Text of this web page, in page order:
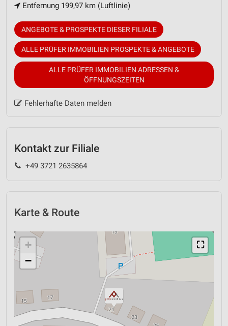
Entfernung 199,97 km (Luftlinie)
ANGEBOTE & PROSPEKTE DIESER FILIALE
ALLE PRÜFER IMMOBILIEN PROSPEKTE & ANGEBOTE
ALLE PRÜFER IMMOBILIEN ADRESSEN &
ÖFFNUNGSZEITEN
Fehlerhafte Daten melden
Kontakt zur Filiale
+49 3721 2635864
Karte & Route
⛶
+
−